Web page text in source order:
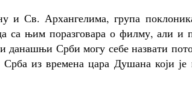
и Св. Архангелима, група
са њим поразговара о филму, али и
Срби могу себе назвати
из времена цара Душана који је